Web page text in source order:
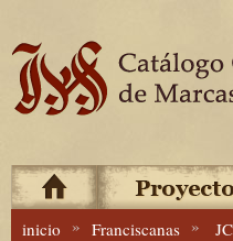
inicio » Franciscanas »